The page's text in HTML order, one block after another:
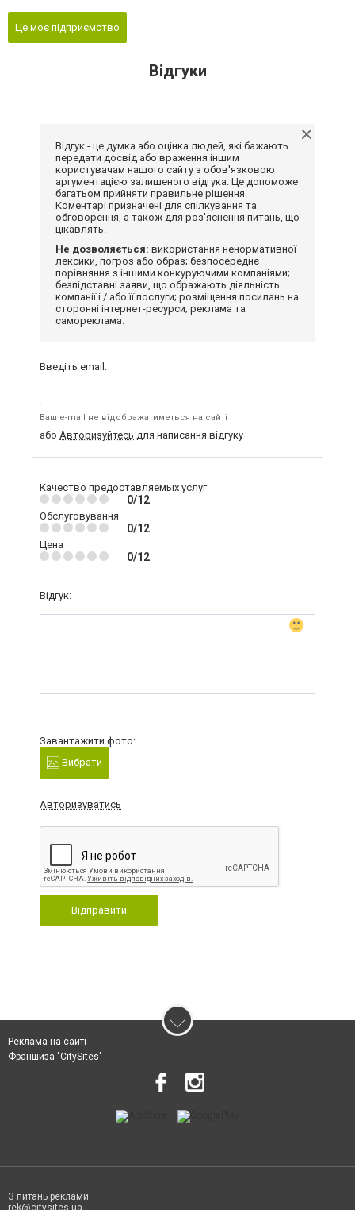
Це моє підприємство
Відгуки
Відгук - це думка або оцінка людей, які бажають
передати досвід або враження іншим
користувачам нашого сайту з обов'язковою
аргументацією залишеного відгука. Це допоможе
багатьом прийняти правильне рішення.
Коментарі призначені для спілкування та
обговорення, а також для роз'яснення питань, що
цікавлять.
Не дозволяється: використання ненормативної
лексики, погроз або образ; безпосереднє
порівняння з іншими конкуруючими компаніями;
безпідставні заяви, що ображають діяльність
компанії і / або її послуги; розміщення посилань на
сторонні інтернет-ресурси; реклама та
самореклама.
Введіть email:
Ваш e-mail не відображатиметься на сайті
або Авторизуйтесь для написання відгуку
Качество предоставляемых услуг
0/12
Обслуговування
0/12
Цена
0/12
Відгук:
Завантажити фото:
Вибрати
Авторизуватись
Відправити
Реклама на сайті
Франшиза "CitySites"
З питань реклами
rek@citysites.ua